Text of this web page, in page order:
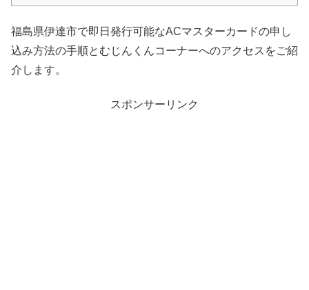
福島県伊達市で即日発行可能なACマスターカードの申し
込み方法の手順とむじんくんコーナーへのアクセスをご紹
介します。
スポンサーリンク